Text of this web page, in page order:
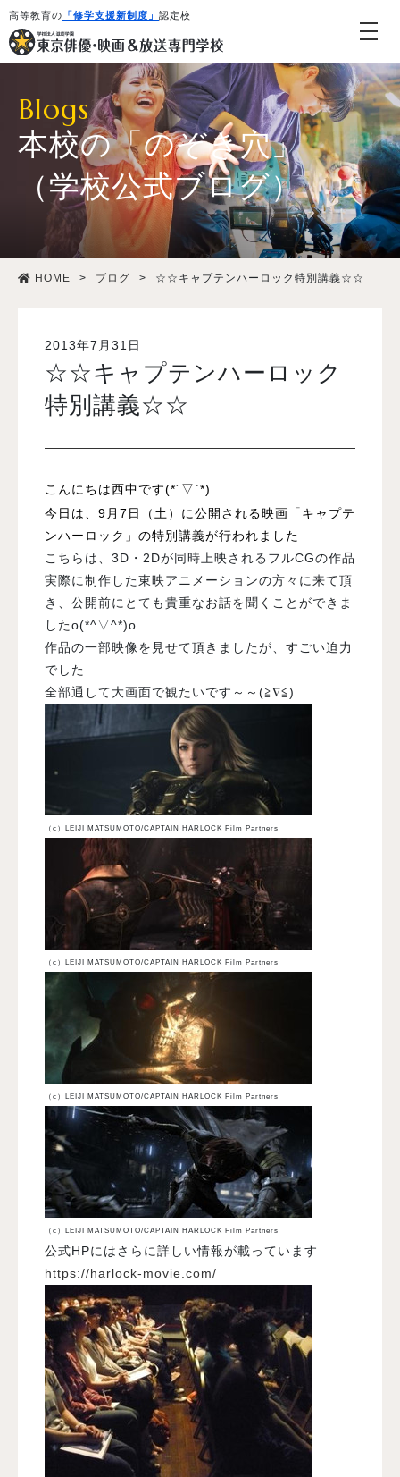
高等教育の 「修学支援新制度」 認定校
学校紹介・教育システム
学生生活
就職・デビュー
入試案内
学校情報
オープンキャンパス
訪問者別メニュー
Blogs
本校の「のぞき穴」
（学校公式ブログ）
HOME > ブログ > ☆☆キャプテンハーロック特別講義☆☆
2013年7月31日
☆☆キャプテンハーロック
特別講義☆☆
こんにちは西中です(*´▽`*)
今日は、9月7日（土）に公開される映画「キャプテ
ンハーロック」の特別講義が行われました
こちらは、3D・2Dが同時上映されるフルCGの作品
実際に制作した東映アニメーションの方々に来て頂
き、公開前にとても貴重なお話を聞くことができま
したo(*^▽^*)o
作品の一部映像を見せて頂きましたが、すごい迫力
でした
全部通して大画面で観たいです～～(≧∇≦)
（c）LEIJI MATSUMOTO/CAPTAIN HARLOCK Film Partners
（c）LEIJI MATSUMOTO/CAPTAIN HARLOCK Film Partners
（c）LEIJI MATSUMOTO/CAPTAIN HARLOCK Film Partners
（c）LEIJI MATSUMOTO/CAPTAIN HARLOCK Film Partners
公式HPにはさらに詳しい情報が載っています
https://harlock-movie.com/